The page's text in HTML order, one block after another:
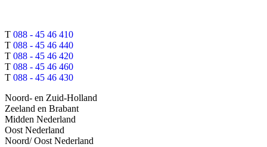
T 088 - 45 46 410
T 088 - 45 46 440
T 088 - 45 46 420
T 088 - 45 46 460
T 088 - 45 46 430
Noord- en Zuid-Holland
Zeeland en Brabant
Midden Nederland
Oost Nederland
Noord/ Oost Nederland